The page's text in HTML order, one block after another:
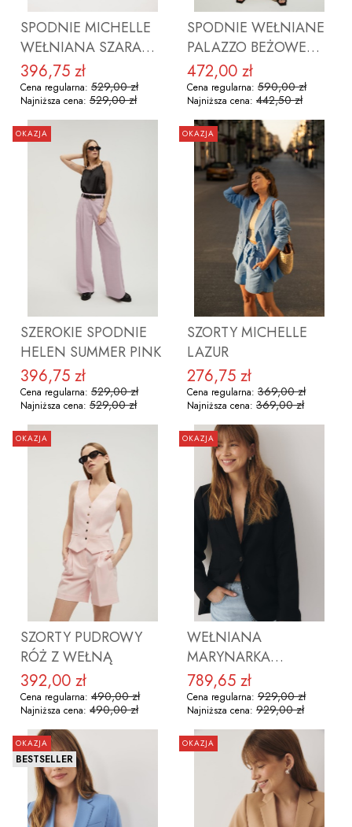
SPODNIE MICHELLE
WEŁNIANA SZARA
KRATA
Cena promocyjna
396,75 zł
Cena regularna: 529,00 zł
Najniższa cena: 529,00 zł
ZOBACZ PRODUKT
SPODNIE WEŁNIANE
PALAZZO BEŻOWE
PASKI
Cena promocyjna
472,00 zł
Cena regularna: 590,00 zł
Najniższa cena: 442,50 zł
ZOBACZ PRODUKT
OKAZJA
SZEROKIE SPODNIE
HELEN SUMMER PINK
Cena promocyjna
396,75 zł
Cena regularna: 529,00 zł
Najniższa cena: 529,00 zł
ZOBACZ PRODUKT
OKAZJA
SZORTY MICHELLE
LAZUR
Cena promocyjna
276,75 zł
Cena regularna: 369,00 zł
Najniższa cena: 369,00 zł
ZOBACZ PRODUKT
OKAZJA
SZORTY PUDROWY
RÓŻ Z WEŁNĄ
Cena promocyjna
392,00 zł
Cena regularna: 490,00 zł
Najniższa cena: 490,00 zł
OKAZJA
WEŁNIANA
MARYNARKA
VIRGINIA BLACK
Cena promocyjna
789,65 zł
Cena regularna: 929,00 zł
Najniższa cena: 929,00 zł
OKAZJA
BESTSELLER
OKAZJA